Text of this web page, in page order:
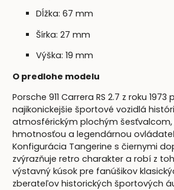
Dĺžka: 67 mm
Šírka: 27 mm
Výška: 19 mm
O predlohe modelu
Porsche 911 Carrera RS 2.7 z roku
najikonickejšie športové vozidlá
atmosférickým plochým šesťvalcom,
hmotnosťou a legendárnou
Konfigurácia Tangerine s čiernymi
zvýrazňuje retro charakter a robí z
výstavný kúsok pre fanúšikov
zberateľov historických športových